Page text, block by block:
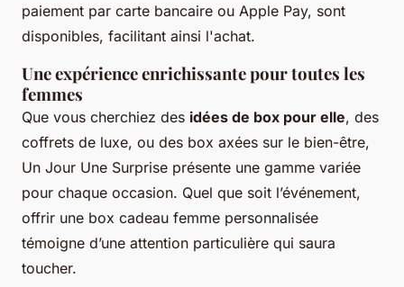
paiement par carte bancaire ou Apple Pay, sont
disponibles, facilitant ainsi l'achat.
Une expérience enrichissante pour toutes les
femmes
Que vous cherchiez des idées de box pour elle, des
coffrets de luxe, ou des box axées sur le bien-être,
Un Jour Une Surprise présente une gamme variée
pour chaque occasion. Quel que soit l’événement,
offrir une box cadeau femme personnalisée
témoigne d’une attention particulière qui saura
toucher.